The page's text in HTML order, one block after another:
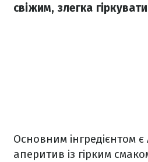
свіжим, злегка
Основним інгредієнтом
аперитив із гірким